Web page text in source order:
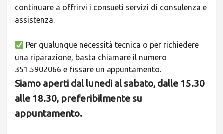
continuare a offrirvi i consueti servizi di consulenza e
assistenza.
Per qualunque necessità tecnica o per richiedere
una riparazione, basta chiamare il numero
351.5902066 e fissare un appuntamento.
Siamo aperti dal lunedì al sabato, dalle 15.30
alle 18.30, preferibilmente su
appuntamento.